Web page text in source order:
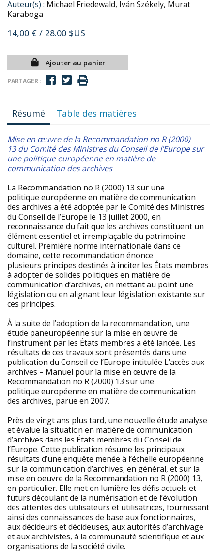
Auteur(s) : Michael Friedewald, Iván Székely, Murat
Karaboga
14,00 € / 28.00 $US
Ajouter au panier
PARTAGER :
Résumé Table des matières
Mise en œuvre de la Recommandation no R (2000)
13 du Comité des Ministres du Conseil de l’Europe sur
une politique européenne en matière de
communication des archives
La Recommandation no R (2000) 13 sur une
politique européenne en matière de communication
des archives a été adoptée par le Comité des Ministres
du Conseil de l’Europe le 13 juillet 2000, en
reconnaissance du fait que les archives constituent un
élément essentiel et irremplaçable du patrimoine
culturel. Première norme internationale dans ce
domaine, cette recommandation énonce
plusieurs principes destinés à inciter les États membres
à adopter de solides politiques en matière de
communication d’archives, en mettant au point une
législation ou en alignant leur législation existante sur
ces principes.
À la suite de l’adoption de la recommandation, une
étude paneuropéenne sur la mise en œuvre de
l’instrument par les États membres a été lancée. Les
résultats de ces travaux sont présentés dans une
publication du Conseil de l’Europe intitulée L’accès aux
archives – Manuel pour la mise en œuvre de la
Recommandation no R (2000) 13 sur une
politique européenne en matière de communication
des archives, parue en 2007.
Près de vingt ans plus tard, une nouvelle étude analyse
et évalue la situation en matière de communication
d’archives dans les États membres du Conseil de
l’Europe. Cette publication résume les principaux
résultats d’une enquête menée à l’échelle européenne
sur la communication d’archives, en général, et sur la
mise en oeuvre de la Recommandation no R (2000) 13,
en particulier. Elle met en lumière les défis actuels et
futurs découlant de la numérisation et de l’évolution
des attentes des utilisateurs et utilisatrices, fournissant
ainsi des connaissances de base aux fonctionnaires,
aux décideurs et décideuses, aux autorités d’archivage
et aux archivistes, à la communauté scientifique et aux
organisations de la société civile.